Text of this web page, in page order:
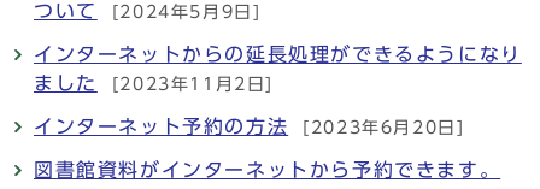
ついて
[2024年5月9日]
インターネットからの延長処理ができるようになり
ました
[2023年11月2日]
インターネット予約の方法 [2023年6月20日]
図書館資料がインターネットから予約できます。